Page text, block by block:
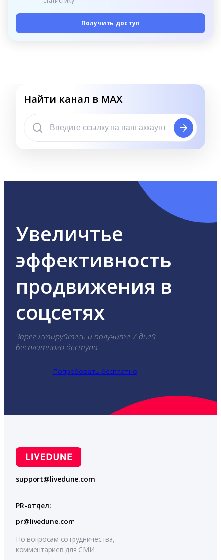
Получить доступ
Найти канал в MAX
Увеличтье
эффективность
продвижения в
соцсетях
Зарегистируйтесь и получите 7 дней
бесплатного доступа.
Попробовать бесплатно
support@livedune.com
PR-отдел:
pr@livedune.com
По вопросам сотрудничества,
комментариев для СМИ